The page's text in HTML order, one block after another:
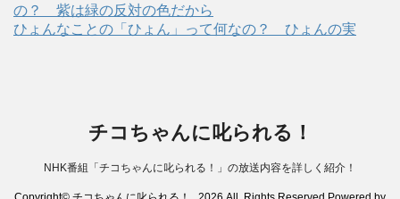
の？ 紫は緑の反対の色だから
ひょんなことの「ひょん」って何なの？ ひょんの実
チコちゃんに叱られる！
NHK番組「チコちゃんに叱られる！」の放送内容を詳しく紹介！